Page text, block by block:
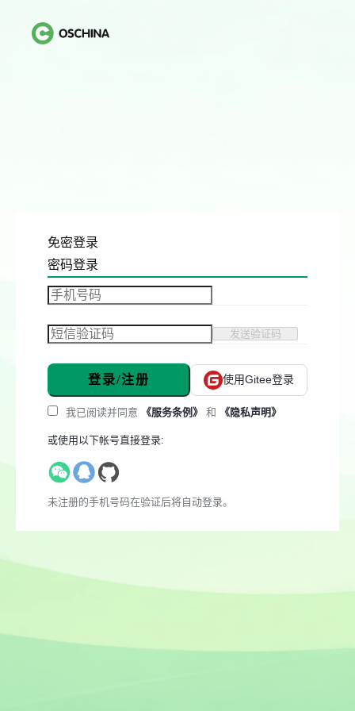
免密登录
密码登录
发送验证码
登录/注册 使用Gitee登录
我已阅读并同意 《服务条例》 和 《隐私声明》
或使用以下帐号直接登录:
未注册的手机号码在验证后将自动登录。